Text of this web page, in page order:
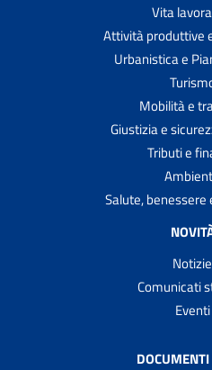
Vita
Attività produttive
Urbanistica e
Mobilità e
Giustizia e
Tributi e
Salute, benessere
Notizie
Comunicati
Eventi
DOCUMENTI